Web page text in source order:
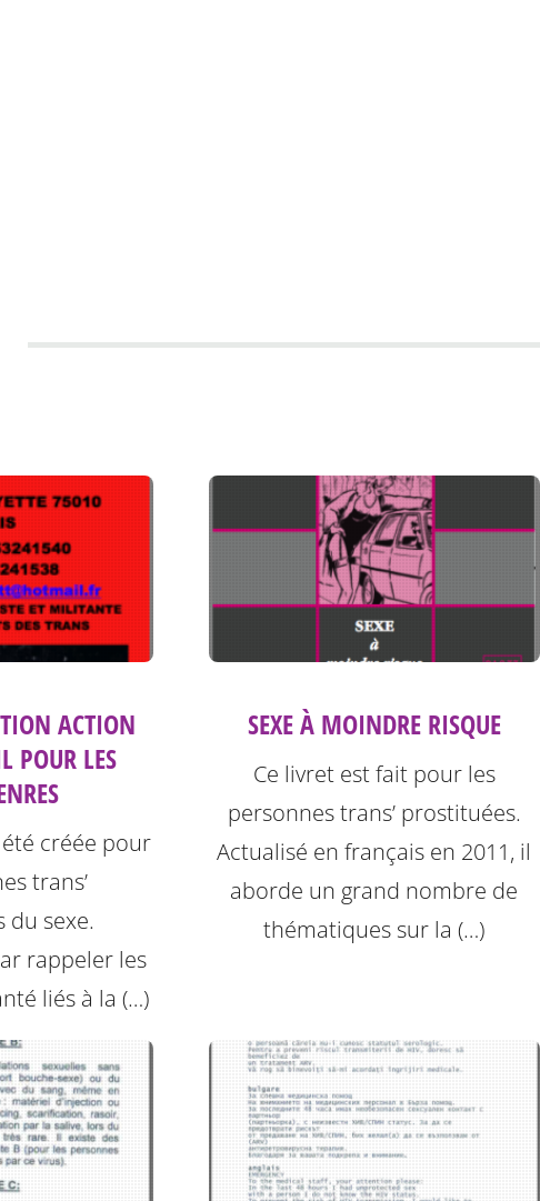
ACTION
POUR LES
créée pour
trans’
du sexe.
rappeler les
liés à la (…)
SEXE À MOINDRE RISQUE
Ce livret est fait pour les
personnes trans’ prostituées.
Actualisé en français en 2011, il
aborde un grand nombre de
thématiques sur la (…)